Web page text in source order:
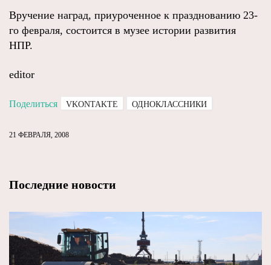
Вручение наград, приуроченное к празднованию 23-
го февраля, состоится в музее истории развития
НПР.
editor
Поделиться VKONTAKTE ОДНОКЛАССНИКИ
21 ФЕВРАЛЯ, 2008
Последние новости